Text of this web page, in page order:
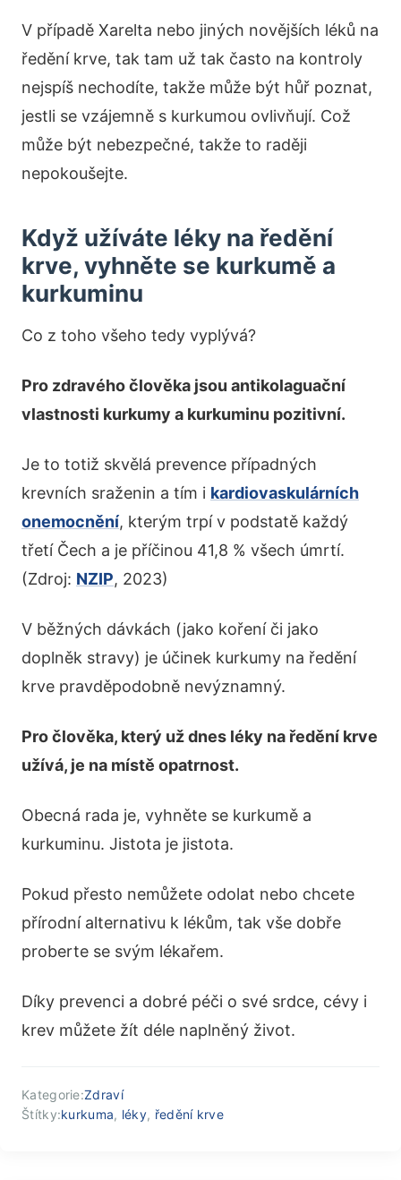
V případě Xarelta nebo jiných novějších léků na
ředění krve, tak tam už tak často na kontroly
nejspíš nechodíte, takže může být hůř poznat,
jestli se vzájemně s kurkumou ovlivňují. Což
může být nebezpečné, takže to raději
nepokoušejte.
Když užíváte léky na ředění
krve, vyhněte se kurkumě a
kurkuminu
Co z toho všeho tedy vyplývá?
Pro zdravého člověka jsou antikolaguační
vlastnosti kurkumy a kurkuminu pozitivní.
Je to totiž skvělá prevence případných
krevních sraženin a tím i kardiovaskulárních
onemocnění, kterým trpí v podstatě každý
třetí Čech a je příčinou 41,8 % všech úmrtí.
(Zdroj: NZIP, 2023)
V běžných dávkách (jako koření či jako
doplněk stravy) je účinek kurkumy na ředění
krve pravděpodobně nevýznamný.
Pro člověka, který už dnes léky na ředění krve
užívá, je na místě opatrnost.
Obecná rada je, vyhněte se kurkumě a
kurkuminu. Jistota je jistota.
Pokud přesto nemůžete odolat nebo chcete
přírodní alternativu k lékům, tak vše dobře
proberte se svým lékařem.
Díky prevenci a dobré péči o své srdce, cévy i
krev můžete žít déle naplněný život.
Kategorie:Zdraví
Štítky:kurkuma, léky, ředění krve